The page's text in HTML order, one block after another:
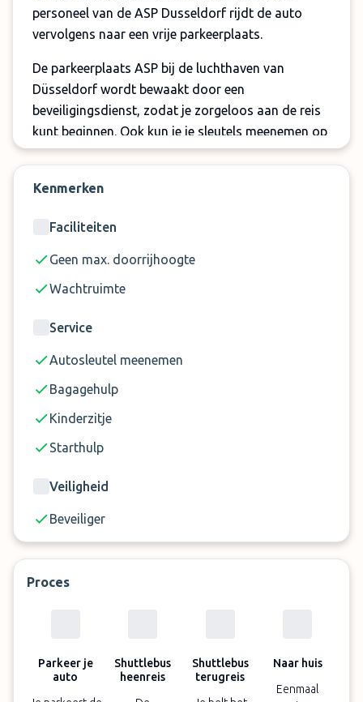
personeel van de ASP Dusseldorf rijdt de auto
vervolgens naar een vrije parkeerplaats.
De parkeerplaats ASP bij de luchthaven van
Düsseldorf wordt bewaakt door een
beveiligingsdienst, zodat je zorgeloos aan de reis
kunt beginnen. Ook kun je je sleutels meenemen op
reis en zelf veilig bewaren. Wacht niet langer en
shuttleservice
Transfertijd bedraagt 5 minuten
Kenmerken
Faciliteiten
Geen max. doorrijhoogte
Wachtruimte
Service
Autosleutel meenemen
Bagagehulp
Kinderzitje
Starthulp
Veiligheid
Beveiliger
Proces
Parkeer je
auto
Shuttlebus
heenreis
Shuttlebus
terugreis
Naar huis
Eenmaal